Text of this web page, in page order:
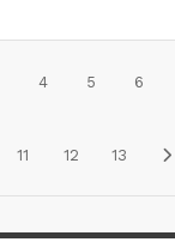
4 5 6
11 12 13